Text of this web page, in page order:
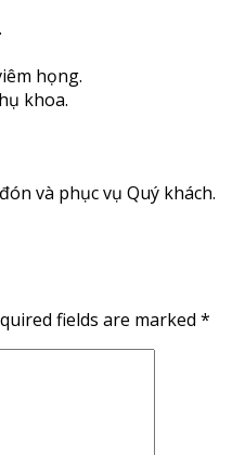
họng.
khoa.
và phục vụ Quý khách.
fields are marked *